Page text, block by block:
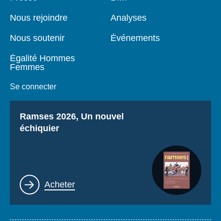
Nous rejoindre
Nous soutenir
Égalité Hommes
Femmes
Se connecter
Analyses
Événements
Titre
Ramses 2026, Un nouvel
échiquier
Lien
Acheter